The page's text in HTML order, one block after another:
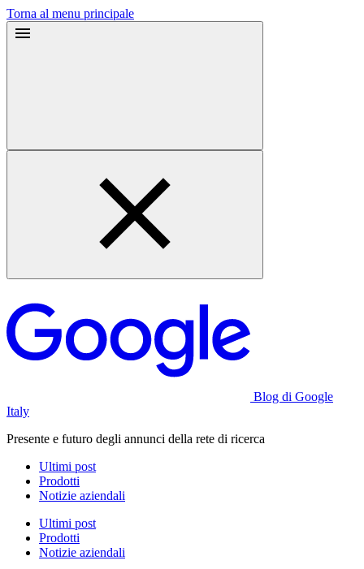
Torna al menu principale
Blog di Google
Italy
Presente e futuro degli annunci della rete di ricerca
Ultimi post
Prodotti
Notizie aziendali
Ultimi post
Prodotti
Notizie aziendali